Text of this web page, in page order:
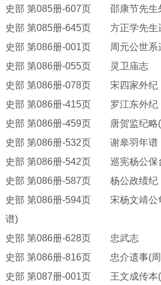
史部 第085册-607页 邵康节先生
史部 第085册-645页 方正学先生
史部 第086册-001页 周元公世系
史部 第086册-055页 灵卫庙志
史部 第086册-078页 宋四家外纪
史部 第086册-415页 罗江东外纪
史部 第086册-459页 唐贺监纪略(
史部 第086册-532页 谢皋羽年谱
史部 第086册-542页 巡宪杨公保
史部 第086册-587页 杨公政绩纪
史部 第086册-594页 宋杨文靖公
谱)
史部 第086册-628页 忠武志
史部 第086册-816页 忠介遗事(周
史部 第087册-001页 王文成传本(